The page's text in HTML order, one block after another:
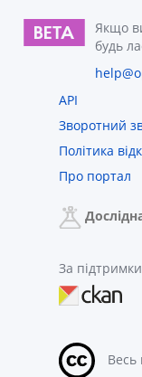
Якщо
будь
API
Зворотний
Політика
Про портал
За підтримки
Весь